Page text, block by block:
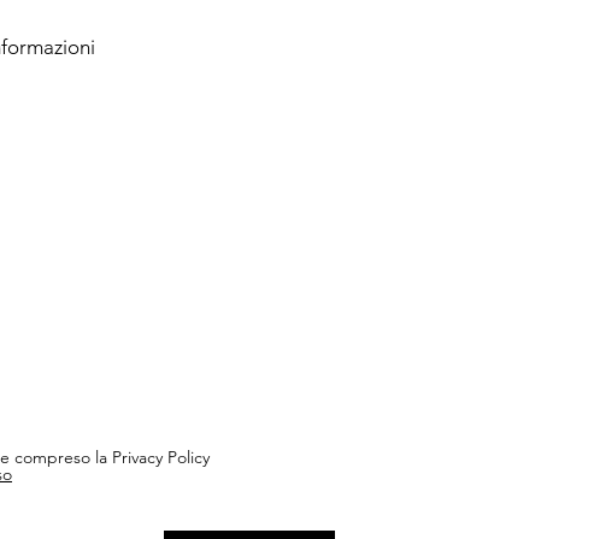
compreso la Privacy Policy